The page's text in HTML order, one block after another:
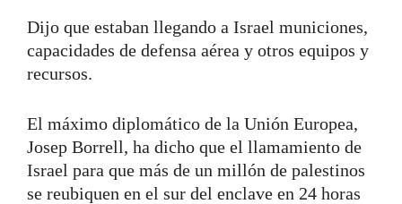
Dijo que estaban llegando a Israel municiones,
capacidades de defensa aérea y otros equipos y
recursos.
El máximo diplomático de la Unión Europea,
Josep Borrell, ha dicho que el llamamiento de
Israel para que más de un millón de palestinos
se reubiquen en el sur del enclave en 24 horas